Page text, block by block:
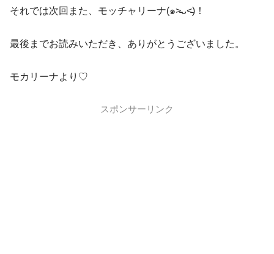
それでは次回また、モッチャリーナ(๑˃̵ᴗ˂̵)！
最後までお読みいただき、ありがとうございました。
モカリーナより♡
スポンサーリンク